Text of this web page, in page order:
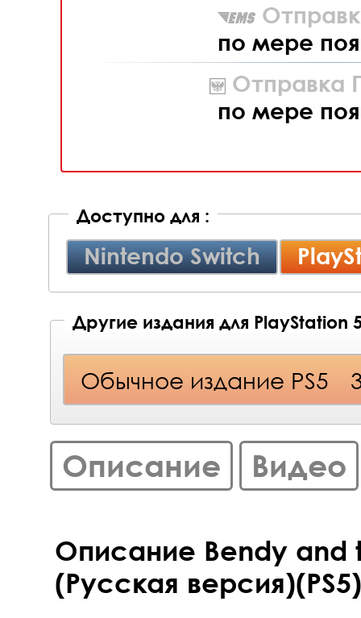
по мере
Отправка
по мере
Доступно для :
Nintendo Switch
Другие издания для PlayStation
Обычное издание PS5
Описание Видео
Описание Bendy and
(Русская версия)(PS5)